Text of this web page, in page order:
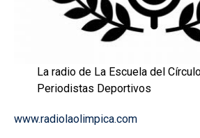
La radio de La Escuela del
Periodistas Deportivos
www.radiolaolimpica.com